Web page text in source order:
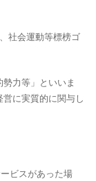
社会運動等標榜ゴ
力等」といいま
に実質的に関与し
ビスがあった場